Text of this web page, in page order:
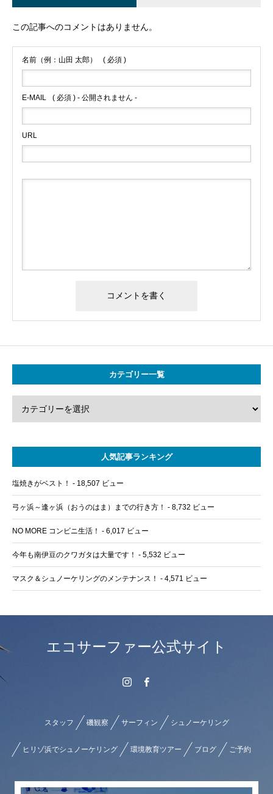
この記事へのコメントはありません。
名前（例：山田 太郎） ( 必須 )
E-MAIL ( 必須 ) - 公開されません -
URL
カテゴリー一覧
人気記事ランキング
塩焼きがベスト！ - 18,507 ビュー
弓ヶ浜～逢ヶ浜（おうのはま）までの行き方！ - 8,732 ビュー
NO MORE コンビニ生活！ - 6,017 ビュー
今年も南伊豆のクワガタは大量です！ - 5,532 ビュー
マスク＆シュノーケリングのメンテナンス！ - 4,571 ビュー
エコサーファー公式サイト
スタッフ 磯観察 サーフィン シュノーケリング
ヒリゾ浜でシュノーケリング 環境教育ツアー ブログ ご予約